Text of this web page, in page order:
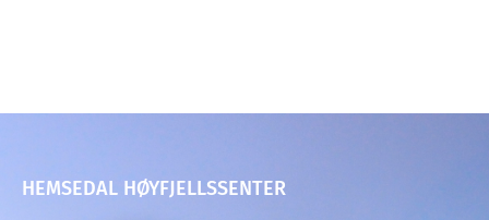
HEMSEDAL HØYFJELLSSENTER